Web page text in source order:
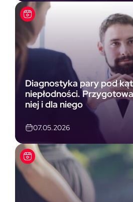
Diagnostyka pary pod
niepłodności.
niej i dla niego
07.05.2026